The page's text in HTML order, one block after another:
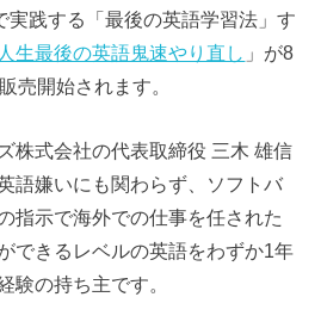
実践する「最後の英語学習法」す
人生最後の英語鬼速やり直し 」が8
売開始されます。
株式会社の代表取締役 三木 雄信
語嫌いにも関わらず、ソフトバ
指示で海外での仕事を任された
できるレベルの英語をわずか1年
験の持ち主です。